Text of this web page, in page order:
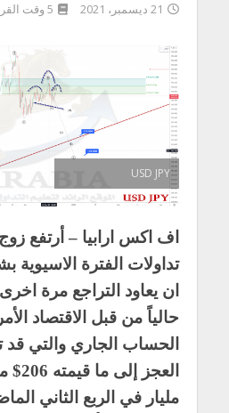
21 ديسمبر، 2021 5 وقت القراءة بالدقيقة
USD JPY
اف اكس ارابيا – أرتفع
تداولات الفترة
ان يعاود التراجع مرة
حالياً من قبل الاقتصاد
الحساب الجاري والتي
مليار في الربع الثاني